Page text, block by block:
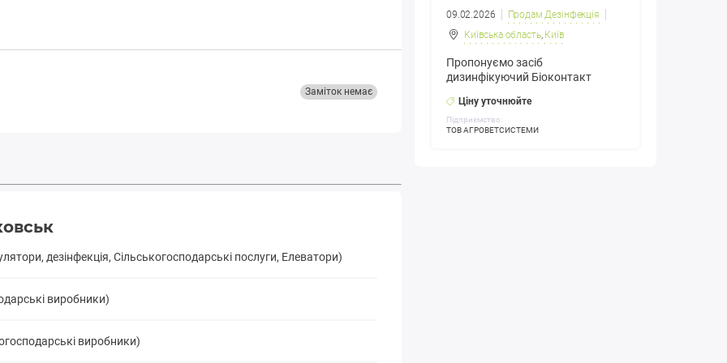
Заміток немає
дезінфекція, Сільськогосподарські послуги, Елеватори)
виробники)
виробники)
09.02.2026
Продам Дезінфекція
Київська область, Київ
Пропонуємо засіб
дизинфікуючий Біоконтакт
Ціну уточнюйте
Підприємство:
ТОВ АГРОВЕТСИСТЕМИ